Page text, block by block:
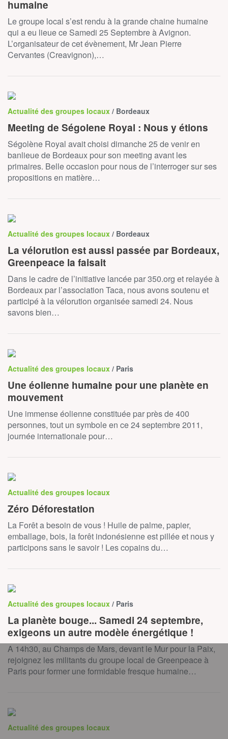
humaine
Le groupe local s’est rendu à la grande chaine humaine
qui a eu lieue ce Samedi 25 Septembre à Avignon.
L’organisateur de cet évènement, Mr Jean Pierre
Cervantes (Creavignon),…
Actualité des groupes locaux / Bordeaux
Meeting de Ségolene Royal : Nous y étions
Ségolène Royal avait choisi dimanche 25 de venir en
banlieue de Bordeaux pour son meeting avant les
primaires. Belle occasion pour nous de l’interroger sur ses
propositions en matière…
Actualité des groupes locaux / Bordeaux
La vélorution est aussi passée par Bordeaux,
Greenpeace la faisait
Dans le cadre de l’initiative lancée par 350.org et relayée à
Bordeaux par l’association Taca, nous avons soutenu et
participé à la vélorution organisée samedi 24. Nous
savons bien…
Actualité des groupes locaux / Paris
Une éolienne humaine pour une planète en
mouvement
Une immense éolienne constituée par près de 400
personnes, tout un symbole en ce 24 septembre 2011,
journée internationale pour…
Actualité des groupes locaux
Zéro Déforestation
La Forêt a besoin de vous ! Huile de palme, papier,
emballage, bois, la forêt indonésienne est pillée et nous y
participons sans le savoir ! Les copains du…
Actualité des groupes locaux / Paris
La planète bouge... Samedi 24 septembre,
exigeons un autre modèle énergétique !
A 14h30, au Champs de Mars, devant le Mur pour la Paix,
rejoignez les militants du groupe local de Greenpeace à
Paris pour former une formidable fresque humaine…
Actualité des groupes locaux